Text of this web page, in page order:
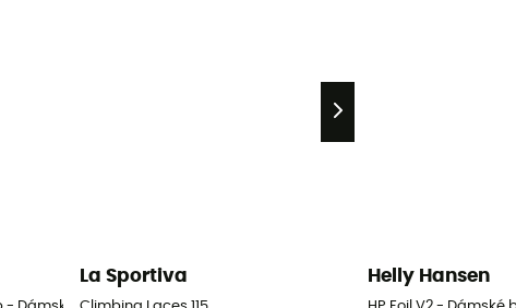
La Sportiva Helly Hansen